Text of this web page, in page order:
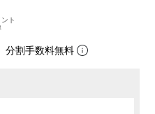
分割手数料無料
ト